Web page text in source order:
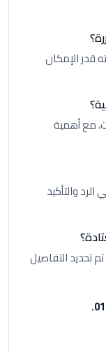
قدر الإمكان
مع أهمية
والتأكيد
تحديد التفاصيل